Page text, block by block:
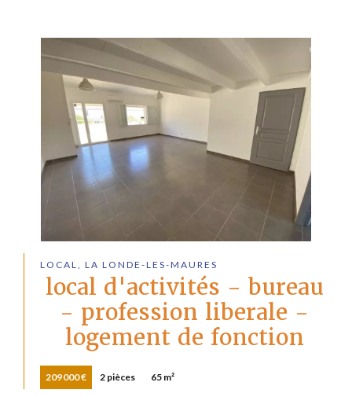
LOCAL, LA LONDE-LES-MAURES
local d'activités - bureau
- profession liberale -
logement de fonction
209 000 € 2 pièces 65 m²